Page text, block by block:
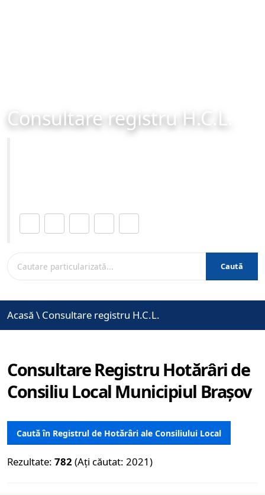
Consultare registru H.C.L.
Caută
Acasă \ Consultare registru H.C.L.
Consultare Registru Hotărâri de
Consiliu Local Municipiul Brașov
Caută în Registrul de Hotărâri ale Consiliului Local
Rezultate: 782 (Ați căutat: 2021)